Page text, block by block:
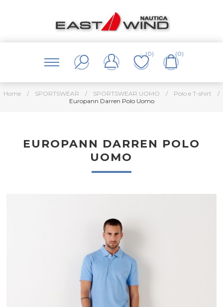
(0) (0)
Home / SPORTSWEAR / SPORTSWEAR UOMO / Polo e T-shirt
/
Europann Darren Polo Uomo
EUROPANN DARREN POLO
UOMO